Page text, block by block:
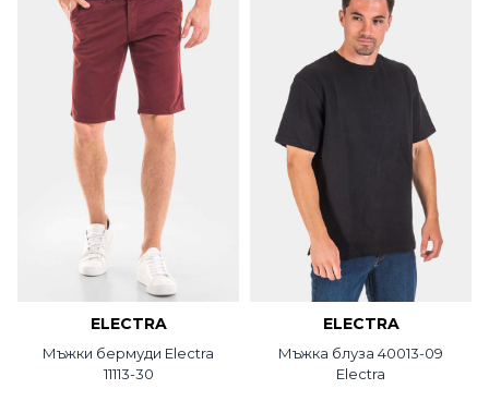
ELECTRA
Мъжки бермуди Electra
11113-30
ELECTRA
Мъжка блуза 40013-09
Electra